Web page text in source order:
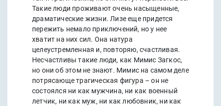
Такие люди проживают очень насыщенные,
драматические жизни. Лизе еще придется
пережить немало приключений, но у нее
хватит на них сил. Она натура
целеустремленная и, повторяю, счастливая.
Несчастливы такие люди, как Мимис Загкос,
но они об этом не знают. Мимис на самом деле
потрясающе трагическая фигура – он не
состоялся ни как мужчина, ни как военный
летчик, ни как муж, ни как любовник, ни как